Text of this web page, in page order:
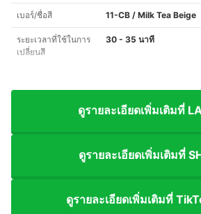
เบอร์/ชื่อสี 11-CB / Milk Tea Beige
ระยะเวลาที่ใช้ในการ
เปลี่ยนสี
30 - 35 นาที
ดูรายละเอียดเพิ่มเติมที่
ดูรายละเอียดเพิ่มเติมที่
ดูรายละเอียดเพิ่มเติมที่